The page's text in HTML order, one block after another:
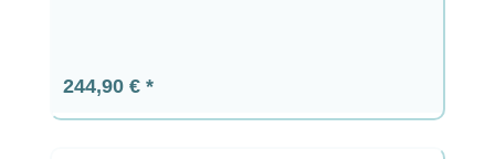
Precio normal:
244,90 €